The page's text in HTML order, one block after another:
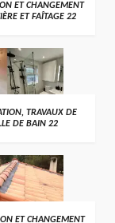
ET CHANGEMENT
ET FAÎTAGE 22
TRAVAUX DE
DE BAIN 22
ET CHANGEMENT